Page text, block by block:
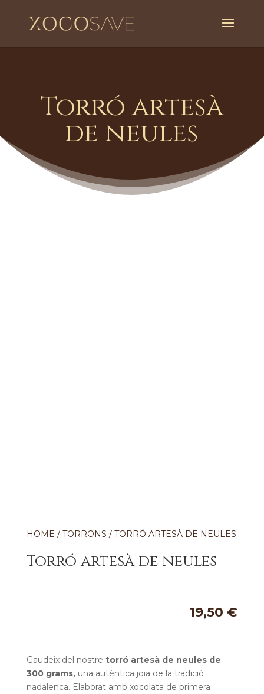
Torró artesà
de neules
HOME / TORRONS / TORRÓ ARTESÀ DE NEULES
Torró artesà de neules
19,50 €
Gaudeix del nostre torró artesà de neules de
300 grams, una autèntica joia de la tradició
nadalenca. Elaborat amb xocolata de primera